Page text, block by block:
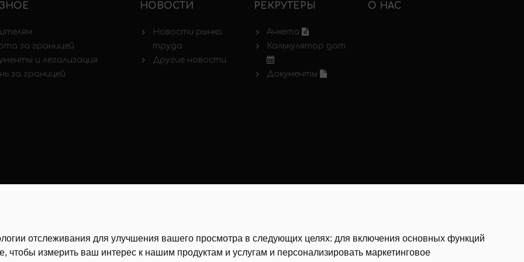
отслеживания для улучшения вашего просмотра в следующих целях: для включения основных функций
, чтобы измерить ваш интерес к нашим продуктам и услугам и персонализировать маркетинговое
за границей
и легализация
за границей
НОВОСТИ
Новости рынка
труда
Другие новости
РЕКРУТЕРЫ
Анкета
Калькулятор дат
Документы
О НАС